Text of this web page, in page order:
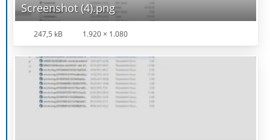
Screenshot (4).png
247,5 kB 1.920 × 1.080